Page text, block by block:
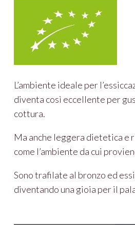
L’ambiente ideale per
diventa così eccellente per
cottura.
Ma anche leggera dietetica e
come l’ambiente da cui
Sono trafilate al bronzo ed
diventando una gioia per il